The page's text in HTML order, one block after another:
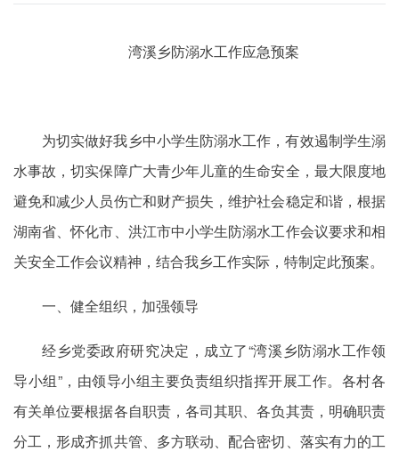
湾溪乡防溺水工作应急预案
为切实做好我乡中小学生防溺水工作，有效遏制学生溺
水事故，切实保障广大青少年儿童的生命安全，最大限度地
避免和减少人员伤亡和财产损失，维护社会稳定和谐，根据
湖南省、怀化市、洪江市中小学生防溺水工作会议要求和相
关安全工作会议精神，结合我乡工作实际，特制定此预案。
一、健全组织，加强领导
经乡党委政府研究决定，成立了“湾溪乡防溺水工作领
导小组”，由领导小组主要负责组织指挥开展工作。各村各
有关单位要根据各自职责，各司其职、各负其责，明确职责
分工，形成齐抓共管、多方联动、配合密切、落实有力的工